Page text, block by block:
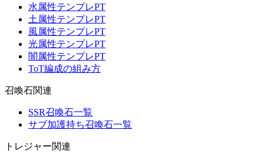
水属性テンプレPT
土属性テンプレPT
風属性テンプレPT
光属性テンプレPT
闇属性テンプレPT
ToT編成の組み方
召喚石関連
SSR召喚石一覧
サブ加護持ち召喚石一覧
トレジャー関連